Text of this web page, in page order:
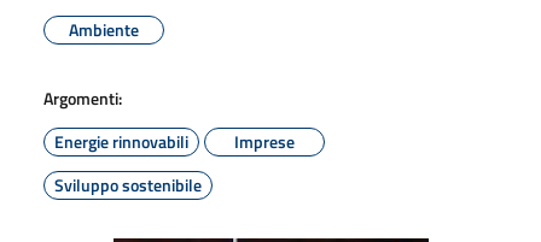
Ambiente
Argomenti:
Energie rinnovabili
Imprese
Sviluppo sostenibile